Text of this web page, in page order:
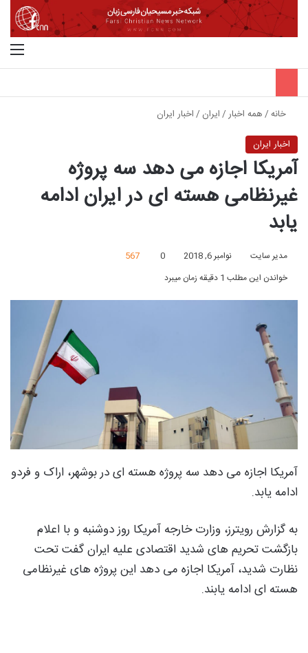
خانه/همه اخبار/ایران /اخبار ایران
اخبار ایران
آمریکا اجازه می دهد سه پروژه
غیرنظامی هسته ای در ایران ادامه
یابد
مدیر سایت نوامبر 6, 2018 0
567
خواندن این مطلب 1 دقیقه زمان میبرد
آمریکا اجازه می دهد سه پروژه هسته ای در بوشهر، اراک و فردو
ادامه یابد.
به گزارش رویترز، وزارت خارجه آمریکا روز دوشنبه و با اعلام
بازگشت تحریم های شدید اقتصادی علیه ایران گفت تحت
نظارت شدید، آمریکا اجازه می دهد این پروژه های غیرنظامی
هسته ای ادامه یابند.